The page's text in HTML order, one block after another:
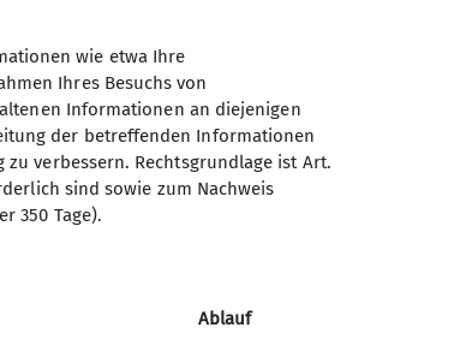
mittwochs. Die Touren
statt, so dass die
Alpenvereins e.V.
wie etwa Ihre
Ihres Besuchs von
Informationen an diejenigen
der betreffenden Informationen
verbessern. Rechtsgrundlage ist Art.
sind sowie zum Nachweis
350 Tage).
Ablauf